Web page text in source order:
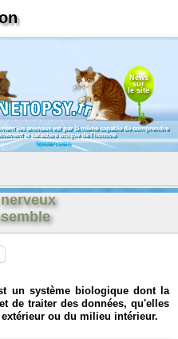
News
sur
le site
les animaux est par là même capable de comprendre
le caractère unique de l'homme
Konrad Lorenz
un système biologique dont la
de traiter des données, qu'elles
ou du milieu intérieur.